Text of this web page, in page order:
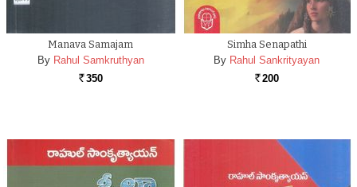
Manava Samajam
By Rahul Samkruthyan
Rs. 350
Simha Senapathi
By Rahul Sankrityayan
Rs. 200